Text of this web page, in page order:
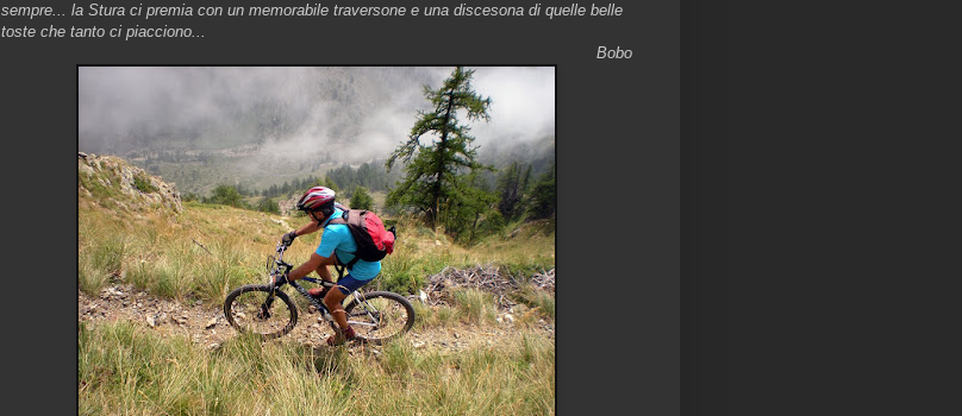
sempre... la Stura ci premia con un memorabile traversone e una discesona di quelle belle
toste che tanto ci piacciono...
Bobo